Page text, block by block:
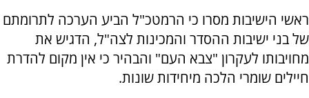
ראשי הישיבות מסרו כי הרמטכ"ל הביע הערכה לתרומתם
של בני ישיבות ההסדר והמכינות לצה"ל, הדגיש את
מחויבותו לעקרון "צבא העם" והבהיר כי אין מקום להדרת
חיילים שומרי הלכה מיחידות שונות.